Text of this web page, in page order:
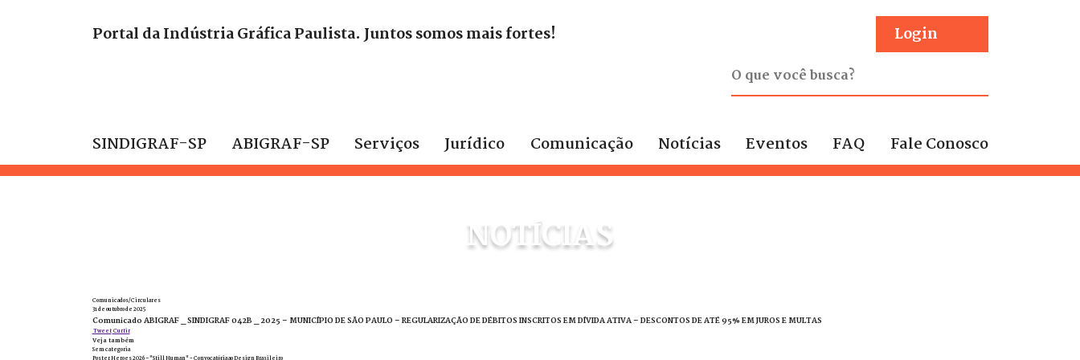
Portal da Indústria Gráfica Paulista. Juntos somos mais fortes! Login
SINDIGRAF-SP ABIGRAF-SP Serviços Jurídico Comunicação Notícias Eventos FAQ Fale Conosco
NOTÍCIAS
Comunicados/Circulares
31 de outubro de 2025
Comunicado ABIGRAF _ SINDIGRAF 042B _ 2025 – MUNICÍPIO DE SÃO PAULO – REGULARIZAÇÃO DE DÉBITOS INSCRITOS EM DÍVIDA ATIVA – DESCONTOS DE ATÉ 95% EM JUROS E MULTAS
Tweet Curtir
Veja também
Sem categoria